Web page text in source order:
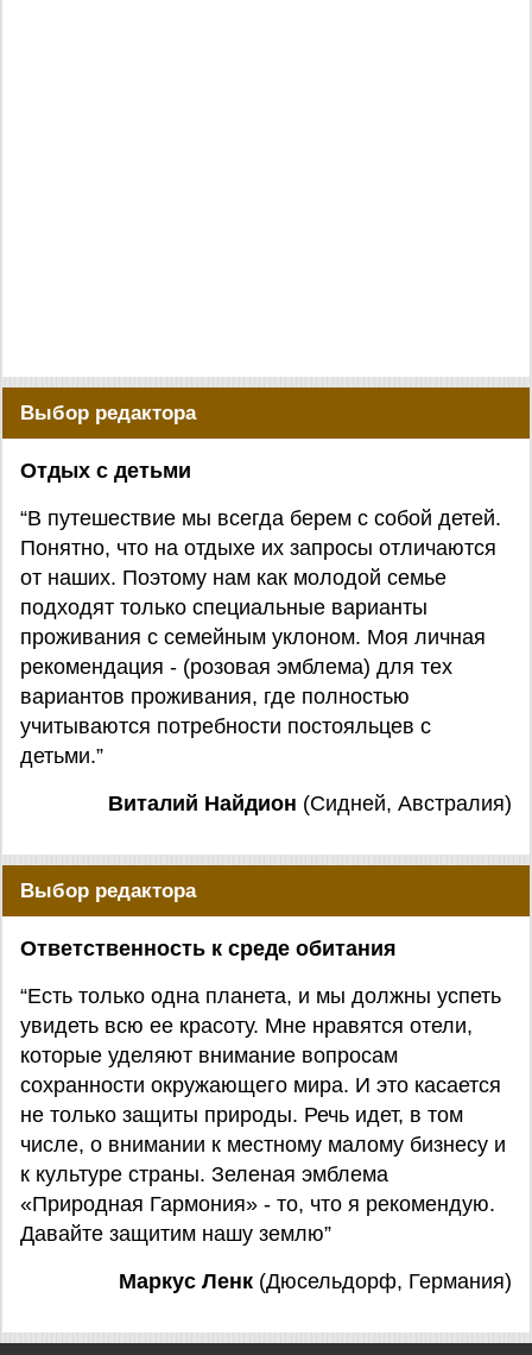
Выбор редактора
Отдых с детьми
“В путешествие мы всегда берем с собой детей.
Понятно, что на отдыхе их запросы отличаются
от наших. Поэтому нам как молодой семье
подходят только специальные варианты
проживания с семейным уклоном. Моя личная
рекомендация - (розовая эмблема) для тех
вариантов проживания, где полностью
учитываются потребности постояльцев с
детьми.”
Виталий Найдион (Сидней, Австралия)
Выбор редактора
Ответственность к среде обитания
“Есть только одна планета, и мы должны успеть
увидеть всю ее красоту. Мне нравятся отели,
которые уделяют внимание вопросам
сохранности окружающего мира. И это касается
не только защиты природы. Речь идет, в том
числе, о внимании к местному малому бизнесу и
к культуре страны. Зеленая эмблема
«Природная Гармония» - то, что я рекомендую.
Давайте защитим нашу землю”
Маркус Ленк (Дюсельдорф, Германия)